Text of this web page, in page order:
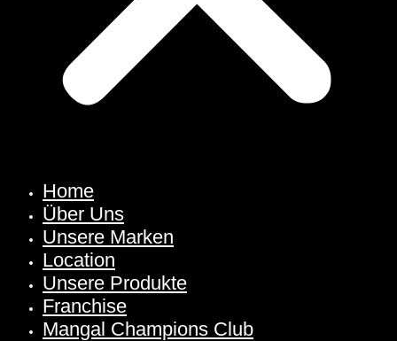
Home
Über Uns
Unsere Marken
Location
Unsere Produkte
Franchise
Mangal Champions Club